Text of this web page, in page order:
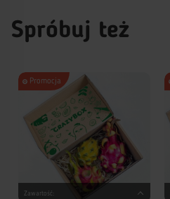
Spróbuj też
Promocja
Zawartość: